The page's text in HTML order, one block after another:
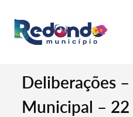
Deliberações
Municipal –